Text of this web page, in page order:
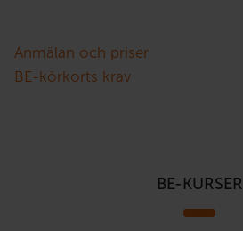
Anmälan och priser
BE-körkorts krav
BE-KURSER